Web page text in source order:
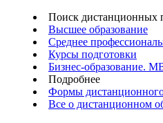
Поиск дистанционных
Высшее образование
Среднее
Курсы подготовки
Бизнес-образование.
Подробнее
Формы
Все о дистанционном